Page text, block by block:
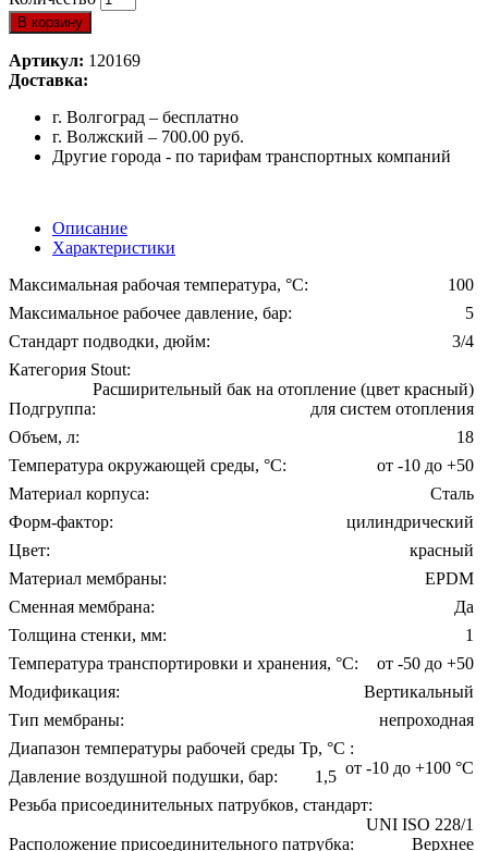
В корзину
Артикул: 120169
Доставка:
г. Волгоград – бесплатно
г. Волжский – 700.00 руб.
Другие города - по тарифам транспортных компаний
Описание
Характеристики
Максимальная рабочая температура, °С:
100
Максимальное рабочее давление, бар:
5
Стандарт подводки, дюйм:
3/4
Категория Stout:
Расширительный бак на отопление (цвет красный)
Подгруппа:
для систем отопления
Объем, л:
18
Температура окружающей среды, °С:
от -10 до +50
Материал корпуса:
Сталь
Форм-фактор:
цилиндрический
Цвет:
красный
Материал мембраны:
EPDM
Сменная мембрана:
Да
Толщина стенки, мм:
1
Температура транспортировки и хранения, °С:
от -50 до +50
Модификация:
Вертикальный
Тип мембраны:
непроходная
Диапазон температуры рабочей среды Тр, °С :
от -10 до +100 °С
Давление воздушной подушки, бар:
1,5
Резьба присоединительных патрубков, стандарт:
UNI ISO 228/1
Расположение присоединительного патрубка:
Верхнее